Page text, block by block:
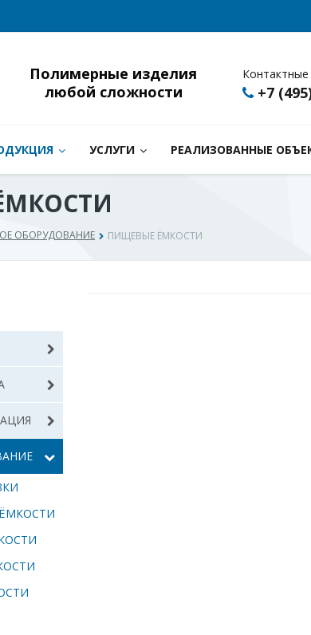
Полимерные изделия
любой сложности
+7
УСЛУГИ РЕАЛИЗОВАННЫЕ
ОБОРУДОВАНИЕ ПИЩЕВЫЕ ЁМКОСТИ